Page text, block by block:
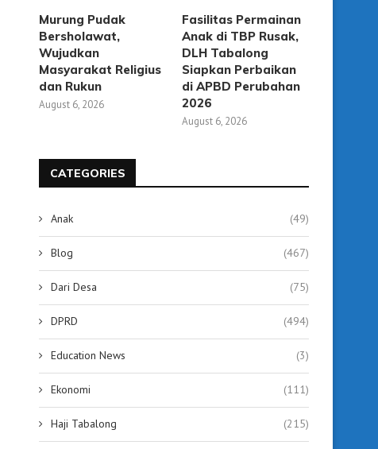
Warga Kelurahan Agung Gelar
Burdah Keliling, Panjatkan Doa...
July 22, 2026
Belajar Alquran Tak
Usia, 13 Ibu-Ibu
Murung Pudak
Bersholawat,
Wujudkan
Masyarakat Religius
dan Rukun
August 6, 2026
Fasilitas Permainan
Anak di TBP Rusak,
DLH Tabalong
Siapkan Perbaikan
di APBD Perubahan
2026
August 6, 2026
CATEGORIES
Anak (49)
Blog (467)
Dari Desa (75)
DPRD (494)
Education News (3)
Ekonomi (111)
Haji Tabalong (215)